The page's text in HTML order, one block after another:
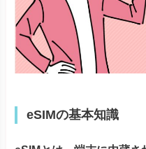
eSIMの基本知識